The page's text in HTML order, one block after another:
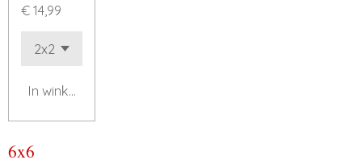
€ 14,99
In winkelwagen
6x6